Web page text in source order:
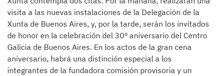
visita a las nuevas instalaciones de la Delegación de la
Xunta de Buenos Aires, y, por la tarde, serán los invitados
de honor en la celebración del 30º aniversario del Centro
Galicia de Buenos Aires. En los actos de la gran cena
aniversario, habrá una distinción especial a los
integrantes de la fundadora comisión provisoria y un